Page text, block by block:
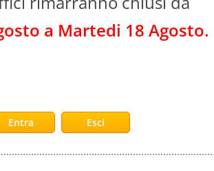
GIOCO DA TAVOLO
492270
Lean Toys
la squadra (o il giocatore)
rivale! SEI AL PASSO COI
Non
a Martedi 18 Agosto.